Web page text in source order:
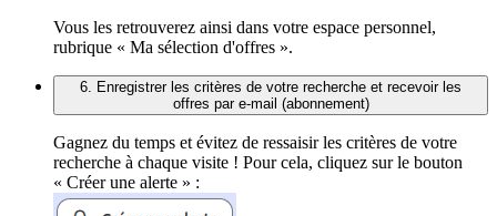
Vous les retrouverez ainsi dans votre espace personnel,
rubrique « Ma sélection d'offres ».
6. Enregistrer les critères de votre recherche et recevoir les
offres par e-mail (abonnement)
Gagnez du temps et évitez de ressaisir les critères de votre
recherche à chaque visite ! Pour cela, cliquez sur le bouton
« Créer une alerte » :